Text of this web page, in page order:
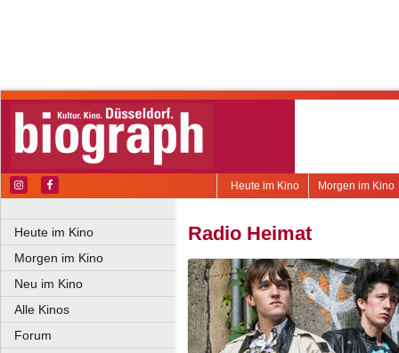
Morgen im Kino
Heute im Kino
Heute im Kino
Morgen im Kino
Neu im Kino
Alle Kinos
Forum
Radio Heimat